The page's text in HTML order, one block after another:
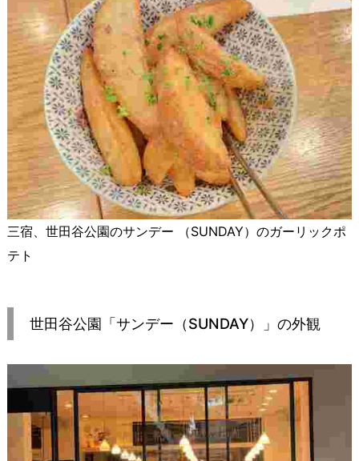
三宿、世田谷公園のサンデー （SUNDAY）のガーリックポ
テト
世田谷公園「サンデー（SUNDAY）」の外観